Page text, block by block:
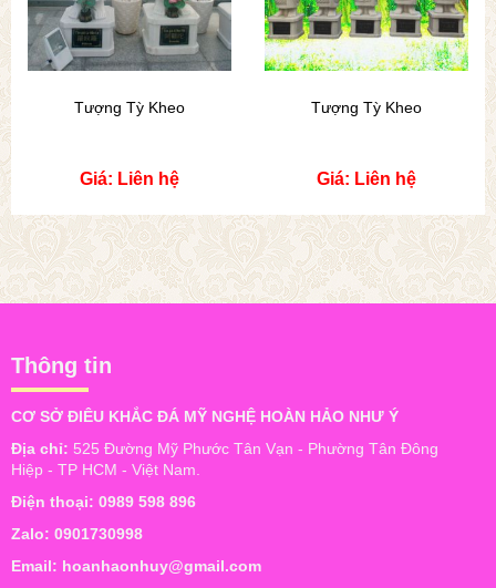
Tượng Tỳ Kheo
Giá: Liên hệ
Tượng Tỳ Kheo
Giá: Liên hệ
Thông tin
CƠ SỞ ĐIÊU KHẮC ĐÁ MỸ NGHỆ HOÀN HẢO NHƯ Ý
Địa chỉ: 525 Đường Mỹ Phước Tân Vạn - Phường Tân Đông
Hiệp - TP HCM - Việt Nam.
Điện thoại: 0989 598 896
Zalo: 0901730998
Email: hoanhaonhuy@gmail.com